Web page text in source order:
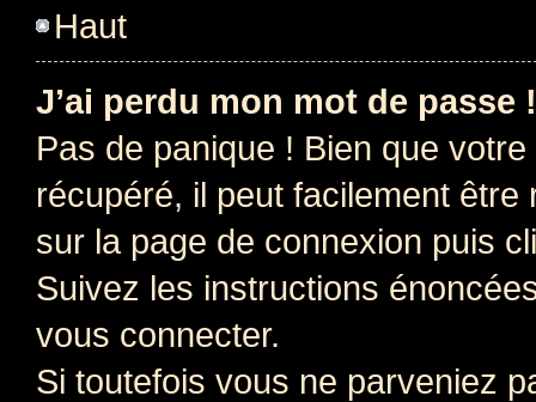
Haut
J’ai perdu mon mot de passe !
Pas de panique ! Bien que
récupéré, il peut facilement
sur la page de connexion puis
Suivez les instructions
vous connecter.
Si toutefois vous ne parveniez